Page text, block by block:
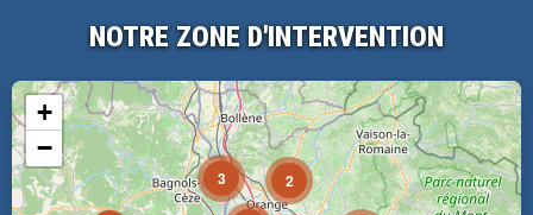
NOTRE ZONE D'INTERVENTION
3 2
+
−